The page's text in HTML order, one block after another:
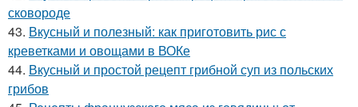
сковороде
43. Вкусный и полезный: как приготовить рис с
креветками и овощами в ВОКе
44. Вкусный и простой рецепт грибной суп из польских
грибов